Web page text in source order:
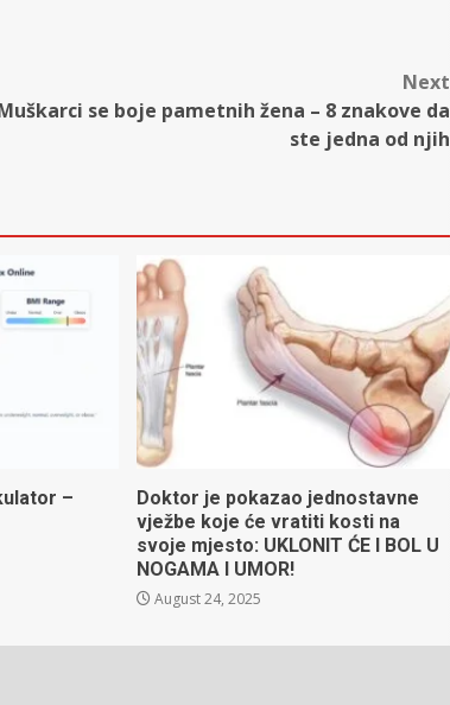
Next
se boje pametnih žena – 8 znakove da
ste jedna od njih
–
Doktor je pokazao jednostavne
vježbe koje će vratiti kosti na
svoje mjesto: UKLONIT ĆE I BOL U
NOGAMA I UMOR!
August 24, 2025